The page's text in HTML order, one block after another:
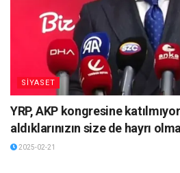
SİYASET
YRP, AKP kongresine
aldıklarınızın size de hayrı
2025-02-21